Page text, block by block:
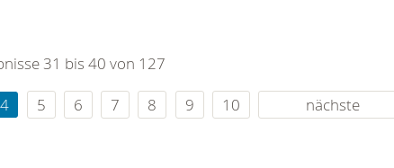
31 bis 40 von 127
4 5 6 7 8 9 10 nächste